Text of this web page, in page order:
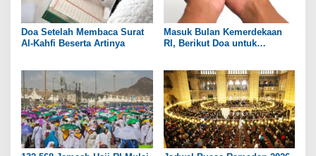
Doa Setelah Membaca Surat
Al-Kahfi Beserta Artinya
Masuk Bulan Kemerdekaan
RI, Berikut Doa untuk